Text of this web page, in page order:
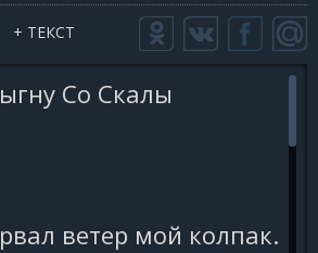
+ ТЕКСТ
Со Скалы
ветер мой колпак.